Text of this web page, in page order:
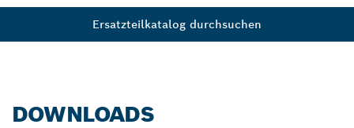
Ersatzteilkatalog durchsuchen
DOWNLOADS